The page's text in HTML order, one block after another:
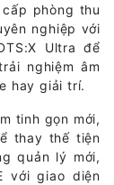
phòng thu
nghiệp với
Ultra để
nghiệm âm
hay giải trí.
tinh gọn mới,
thay thế tiện
quản lý mới,
với giao diện